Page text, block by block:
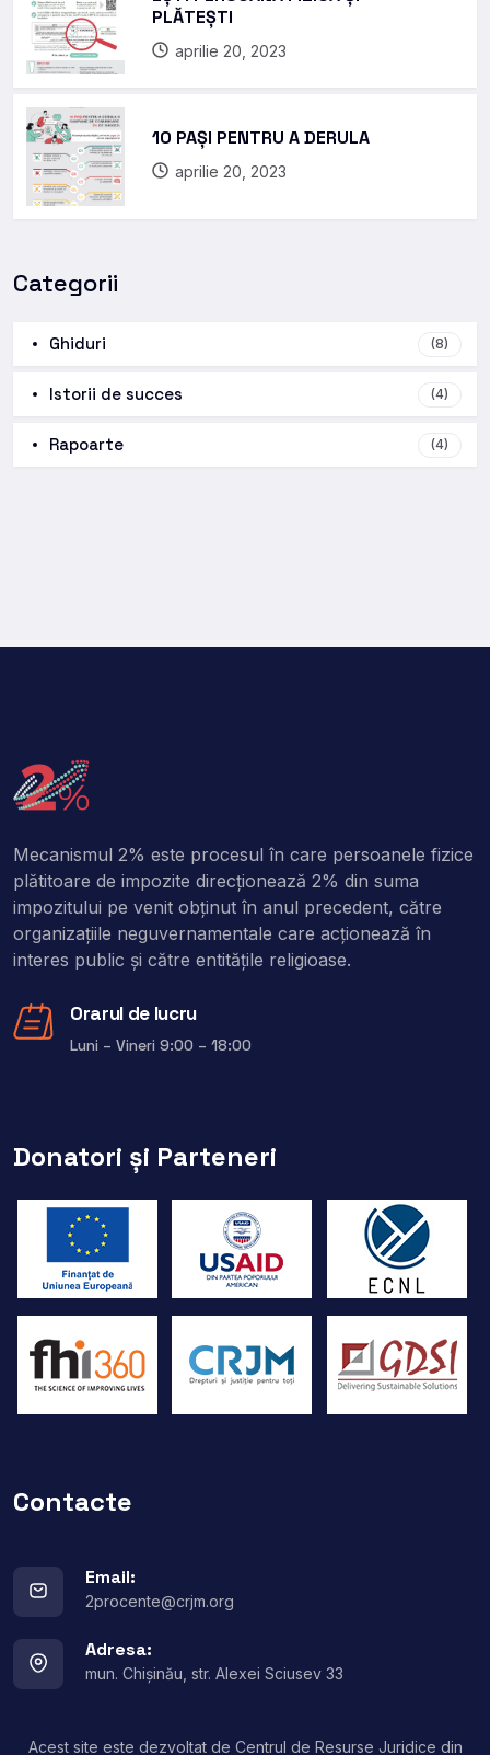
PLĂTEȘTI
aprilie 20, 2023
10 PAȘI PENTRU A DERULA
aprilie 20, 2023
Categorii
Ghiduri (8)
Istorii de succes (4)
Rapoarte (4)
Mecanismul 2% este procesul în care persoanele fizice
plătitoare de impozite direcţionează 2% din suma
impozitului pe venit obţinut în anul precedent, către
organizaţiile neguvernamentale care acţionează în
interes public şi către entitățile religioase.
Orarul de lucru
Luni – Vineri 9:00 – 18:00
Donatori și Parteneri
Contacte
Email:
2procente@crjm.org
Adresa:
mun. Chișinău, str. Alexei Sciusev 33
Acest site este dezvoltat de Centrul de Resurse Juridice din